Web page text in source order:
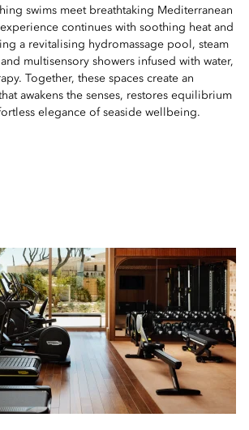
swims meet breathtaking Mediterranean
continues with soothing heat and
a revitalising hydromassage pool, steam
multisensory showers infused with water,
Together, these spaces create an
awakens the senses, restores equilibrium
elegance of seaside wellbeing.